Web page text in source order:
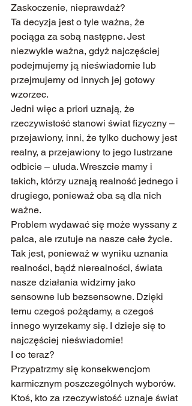
Zaskoczenie, nieprawdaż?
Ta decyzja jest o tyle ważna, że
pociąga za sobą następne. Jest
niezwykle ważna, gdyż najczęściej
podejmujemy ją nieświadomie lub
przejmujemy od innych jej gotowy
wzorzec.
Jedni więc a priori uznają, że
rzeczywistość stanowi świat fizyczny –
przejawiony, inni, że tylko duchowy jest
realny, a przejawiony to jego lustrzane
odbicie – ułuda. Wreszcie mamy i
takich, którzy uznają realność jednego i
drugiego, ponieważ oba są dla nich
ważne.
Problem wydawać się może wyssany z
palca, ale rzutuje na nasze całe życie.
Tak jest, ponieważ w wyniku uznania
realności, bądź nierealności, świata
nasze działania widzimy jako
sensowne lub bezsensowne. Dzięki
temu czegoś pożądamy, a czegoś
innego wyrzekamy się. I dzieje się to
najczęściej nieświadomie!
I co teraz?
Przypatrzmy się konsekwencjom
karmicznym poszczególnych wyborów.
Ktoś, kto za rzeczywistość uznaje świat